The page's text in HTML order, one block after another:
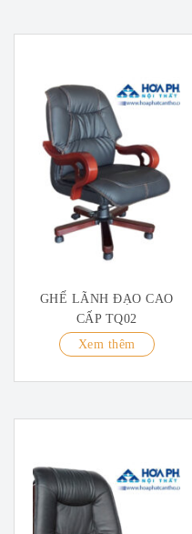
GHẾ LÃNH ĐẠO CAO
CẤP TQ02
Xem thêm